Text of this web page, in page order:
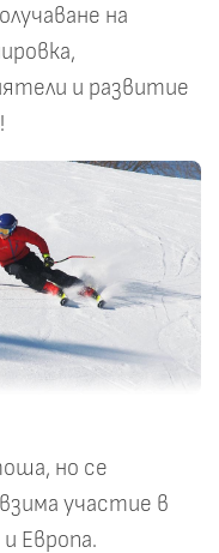
на
и развитие
но се
участие в
Европа.